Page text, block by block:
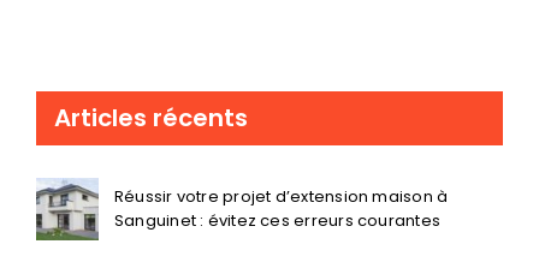
Articles récents
Réussir votre projet d’extension maison à
Sanguinet : évitez ces erreurs courantes